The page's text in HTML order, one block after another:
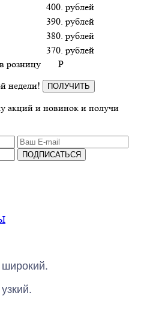
400. рублей
390. рублей
380. рублей
370. рублей
розницу
P
недели!
ПОЛУЧИТЬ
акций и новинок и получи
ПОДПИСАТЬСЯ